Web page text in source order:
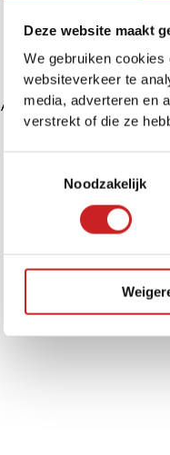
Deze website maakt
We gebruiken
websiteverkeer te
media, adverteren en
verstrekt of die ze
Noodzakelijk
Application error: aclient-